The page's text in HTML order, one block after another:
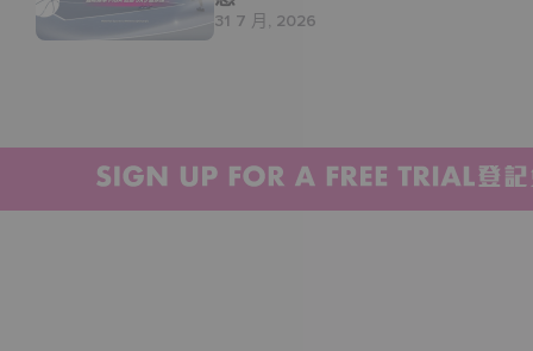
#waterfallsportsandwellness #taikoo #太古 #奧運
31 7 月, 2026